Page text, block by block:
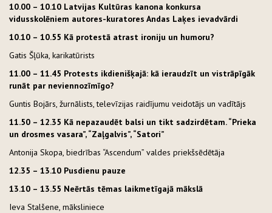
10.00 – 10.10 Latvijas Kultūras kanona konkursa
vidusskolēniem autores-kuratores Andas Laķes ievadvārdi
10.10 – 10.55 Kā protestā atrast ironiju un humoru?
Gatis Šļūka, karikatūrists
11.00 – 11.45 Protests ikdienišķajā: kā ieraudzīt un vistrāpīgāk
runāt par neviennozīmīgo?
Guntis Bojārs, žurnālists, televīzijas raidījumu veidotājs un vadītājs
11.50 – 12.35 Kā nepazaudēt balsi un tikt sadzirdētam. “Prieka
un drosmes vasara”, “Zaļgalvis”, “Satori”
Antonija Skopa, biedrības “Ascendum” valdes priekšsēdētāja
12.35 – 13.10 Pusdienu pauze
13.10 – 13.55 Neērtās tēmas laikmetīgajā mākslā
Ieva Stalšene, māksliniece